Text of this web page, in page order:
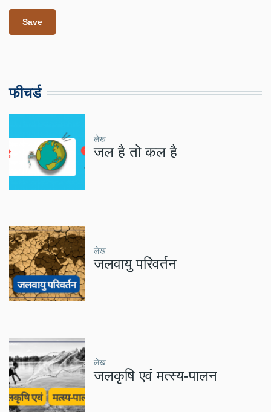
फीचर्ड
लेख
जल है तो कल है
लेख
जलवायु परिवर्तन
लेख
जलकृषि एवं मत्स्य-पालन